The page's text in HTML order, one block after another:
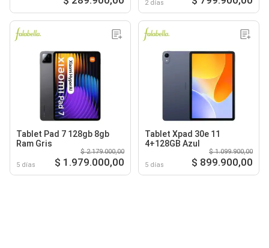
2 días
Tablet Pad 7 128gb 8gb
Ram Gris
5 días
$ 2.179.000,00
$ 1.979.000,00
Tablet Xpad 30e 11
4+128GB Azul
5 días
$ 1.099.900,00
$ 899.900,00